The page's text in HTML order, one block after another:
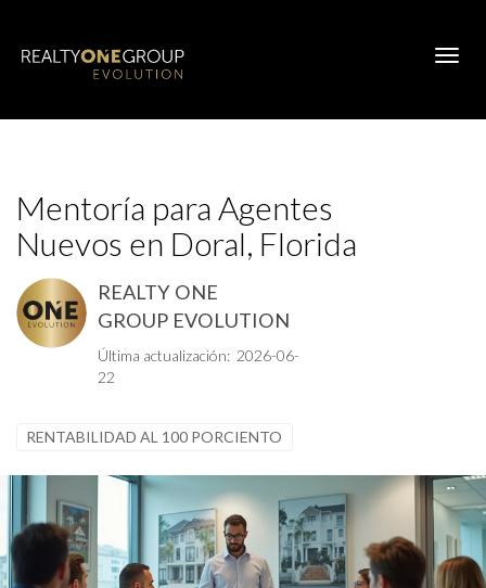
Mentoría para Agentes
Nuevos en Doral, Florida
REALTY ONE
GROUP EVOLUTION
Última actualización: 2026-06-
22
RENTABILIDAD AL 100 PORCIENTO